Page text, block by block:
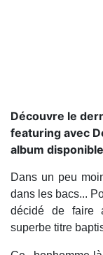
Découvre le
featuring avec
album
Dans un peu
dans les bacs...
décidé de faire
superbe titre